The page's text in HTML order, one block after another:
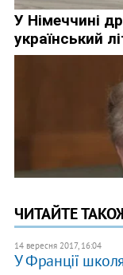
ЧИТАЙТЕ
14 вересня 2017, 16:04
У Франції